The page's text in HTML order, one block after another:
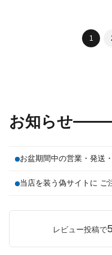
1
お知らせ
お盆期間中の営業・発送
当店を装う偽サイトに ご
レビュー投稿で